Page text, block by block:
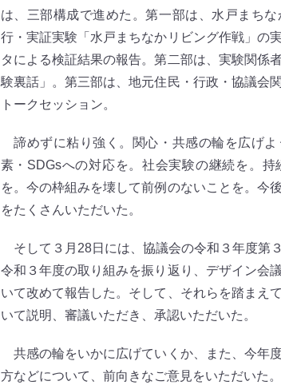
は、三部構成で進めた。第一部は、水戸まち
行・実証実験「水戸まちなかリビング作戦」の
タによる検証結果の報告。第二部は、実験関係
験裏話」。第三部は、地元住民・行政・協議会
トークセッション。
諦めずに粘り強く。関心・共感の輪を広げよ
素・SDGsへの対応を。社会実験の継続を。
を。今の枠組みを壊して前例のないことを。今
をたくさんいただいた。
そして３月28日には、協議会の令和３年度第
令和３年度の取り組みを振り返り、デザイン会
いて改めて報告した。そして、それらを踏まえ
いて説明、審議いただき、承認いただいた。
共感の輪をいかに広げていくか、また、今年
方などについて、前向きなご意見をいただいた。